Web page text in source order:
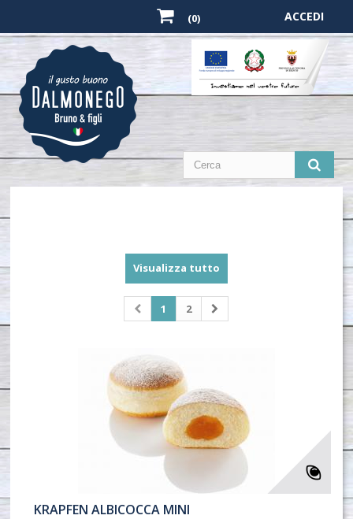
(0) ACCEDI
Visualizza tutto
1 2
KRAPFEN ALBICOCCA MINI